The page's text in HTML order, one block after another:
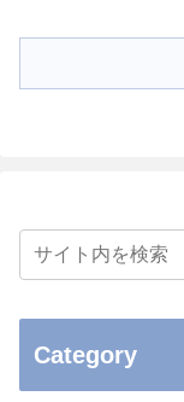
Category